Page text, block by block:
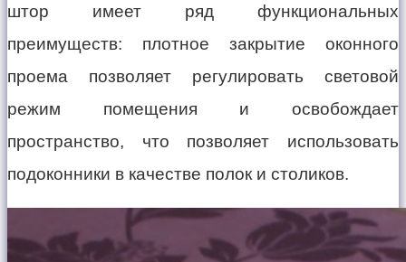
штор имеет ряд функциональных
преимуществ: плотное закрытие оконного
проема позволяет регулировать световой
режим помещения и освобождает
пространство, что позволяет использовать
подоконники в качестве полок и столиков.